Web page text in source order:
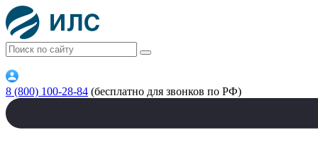
8 (800) 100-28-84 (бесплатно для звонков по РФ)